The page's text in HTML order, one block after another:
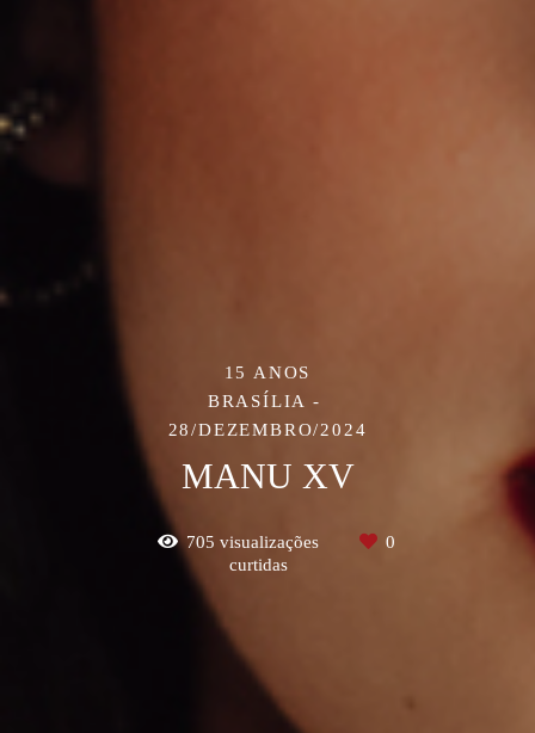
15 ANOS
BRASÍLIA
28/DEZEMBRO/2024
MANU XV
705 visualizações
0
curtidas